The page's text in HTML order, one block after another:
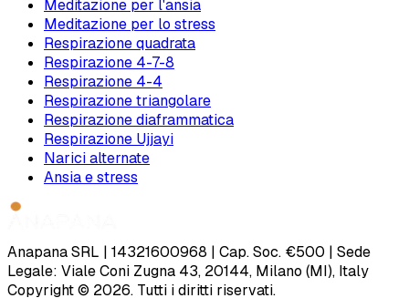
Meditazione per l'ansia
Meditazione per lo stress
Respirazione quadrata
Respirazione 4-7-8
Respirazione 4-4
Respirazione triangolare
Respirazione diaframmatica
Respirazione Ujjayi
Narici alternate
Ansia e stress
Anapana SRL | 14321600968 | Cap. Soc. €500 | Sede
Legale: Viale Coni Zugna 43, 20144, Milano (MI), Italy
Copyright © 2026. Tutti i diritti riservati.